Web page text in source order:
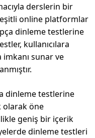
derslerin bir
online platformlar
dinleme testlerine
kullanıcılara
sunar ve
dinleme testlerine
olarak öne
geniş bir içerik
dinleme testleri